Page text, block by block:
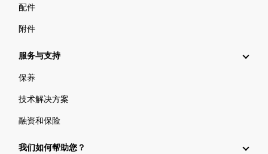
配件
附件
服务与支持
保养
技术解决方案
融资和保险
我们如何帮助您？